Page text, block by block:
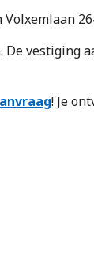
vestiging
! Je